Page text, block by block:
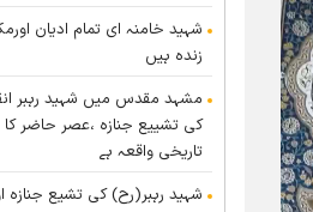
شہید خامنہ ای تمام ادیان
زندہ ہيں
مشہد مقدس میں شہید رہبر
کی تشییع جنازہ ،عصر حاضر
تاریخی واقعہ ہے
شہید رہبر(رح) کی تشیع جنازہ